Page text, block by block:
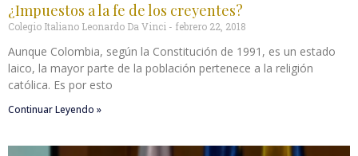
¿Impuestos a la fe de los creyentes?
Colegio Italiano Leonardo Da Vinci febrero 22, 2018
Aunque Colombia, según la Constitución de 1991, es un estado
laico, la mayor parte de la población pertenece a la religión
católica. Es por esto
Continuar Leyendo »